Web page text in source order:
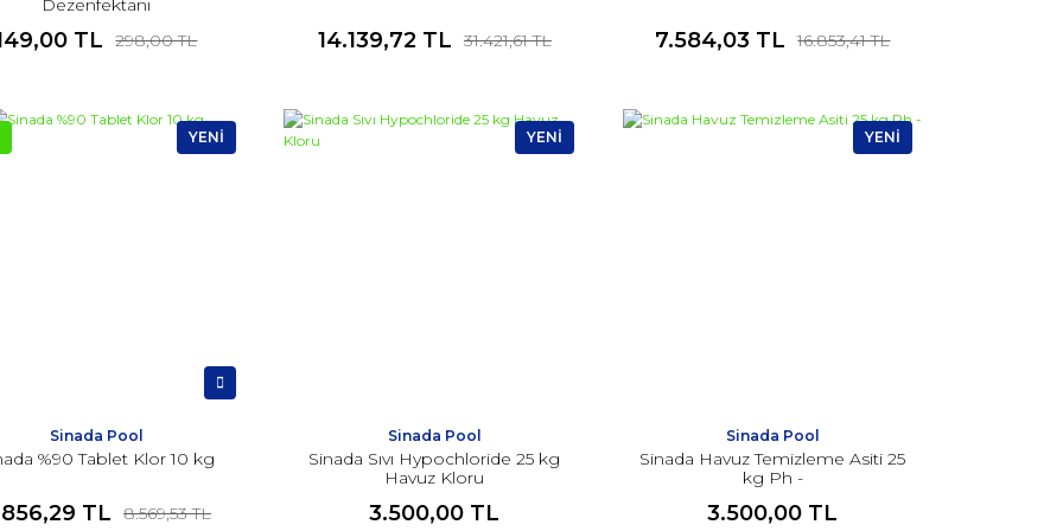
Dezenfektanı
TL 298,00 TL 14.139,72 TL 31.421,61 TL 7.584,03 TL 16.853,41 TL
YENİ
Sinada Pool
%90 Tablet Klor 10 kg
TL 8.569,53 TL
YENİ
Sinada Pool
Sinada Sıvı Hypochloride 25 kg
Havuz Kloru
3.500,00 TL
YENİ
Sinada Pool
Sinada Havuz Temizleme Asiti 25
kg Ph -
3.500,00 TL